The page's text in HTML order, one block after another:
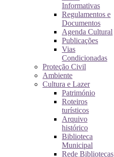
Informativas
Regulamentos e
Documentos
Agenda Cultural
Publicações
Vias
Condicionadas
Proteção Civil
Ambiente
Cultura e Lazer
Património
Roteiros
turísticos
Arquivo
histórico
Biblioteca
Municipal
Rede Bibliotecas